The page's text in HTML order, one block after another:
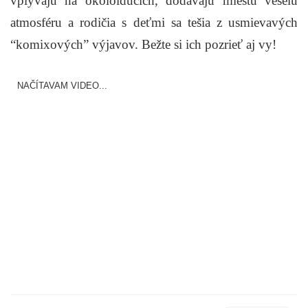
atmosféru a rodičia s deťmi sa tešia z usmievavých
“komixových” výjavov. Bežte si ich pozrieť aj vy!
NAČÍTAVAM VIDEO...